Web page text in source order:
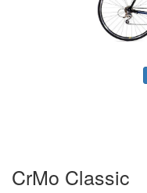
CrMo Classic